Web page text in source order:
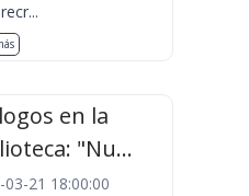
en la
"Nu...
03-21 18:00:00